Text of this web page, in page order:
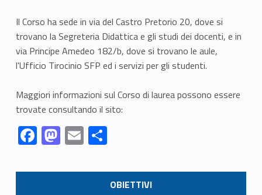
Il Corso ha sede in via del Castro Pretorio 20, dove si
trovano la Segreteria Didattica e gli studi dei docenti, e in
via Principe Amedeo 182/b, dove si trovano le aule,
l'Ufficio Tirocinio SFP ed i servizi per gli studenti.
Maggiori informazioni sul Corso di laurea possono essere
trovate consultando il sito:
Link identifier #identifier__124459-1
F
ac
e
Link identifier #identifier__109453-2 M
as
to
Link identifier #identifier__72114-3 E
m
ai
Link identifier #identifier__162830-4 C
n
LINK IDENTIFIER #IDENTIFIER__157802-1
OBIETTIVI